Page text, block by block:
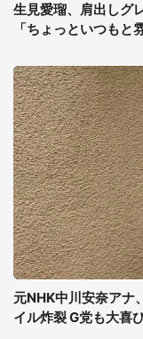
生見愛瑠、肩出しグ
「ちょっといつもと
元NHK中川安奈アナ
イル炸裂 G党も大喜